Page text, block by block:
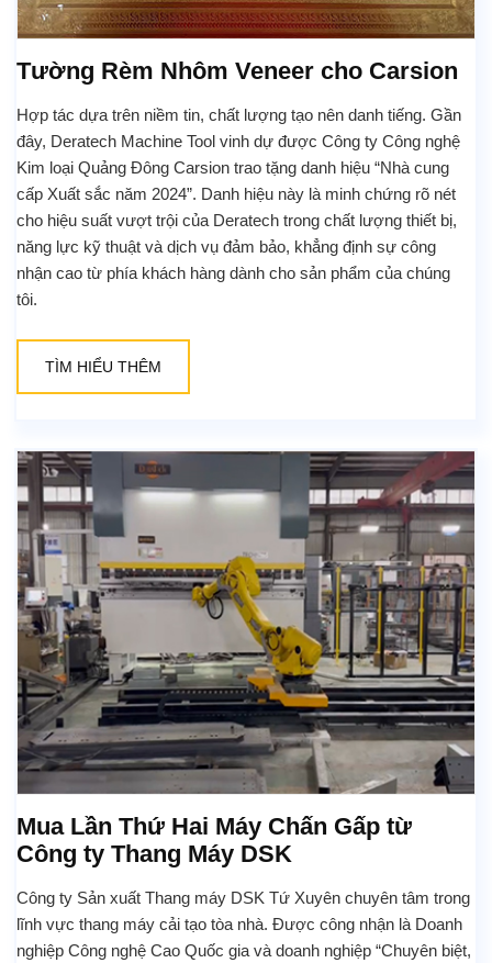
Tường Rèm Nhôm Veneer cho Carsion
Hợp tác dựa trên niềm tin, chất lượng tạo nên danh tiếng. Gần
đây, Deratech Machine Tool vinh dự được Công ty Công nghệ
Kim loại Quảng Đông Carsion trao tặng danh hiệu “Nhà cung
cấp Xuất sắc năm 2024”. Danh hiệu này là minh chứng rõ nét
cho hiệu suất vượt trội của Deratech trong chất lượng thiết bị,
năng lực kỹ thuật và dịch vụ đảm bảo, khẳng định sự công
nhận cao từ phía khách hàng dành cho sản phẩm của chúng
tôi.
TÌM HIỂU THÊM
Mua Lần Thứ Hai Máy Chấn Gấp từ
Công ty Thang Máy DSK
Công ty Sản xuất Thang máy DSK Tứ Xuyên chuyên tâm trong
lĩnh vực thang máy cải tạo tòa nhà. Được công nhận là Doanh
nghiệp Công nghệ Cao Quốc gia và doanh nghiệp “Chuyên biệt,